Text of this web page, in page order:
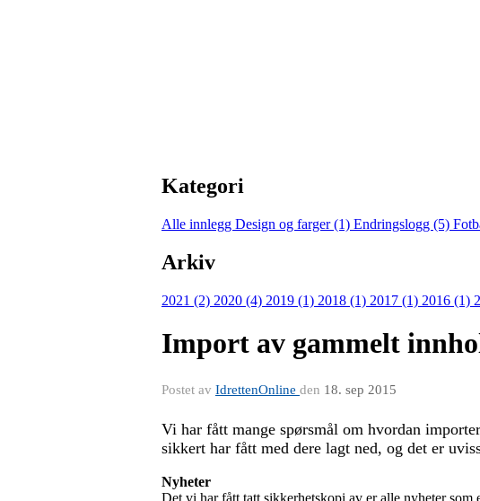
Kategori
Alle innlegg Design og farger (1) Endringslogg (5)
Arkiv
2021 (2) 2020 (4) 2019 (1) 2018 (1) 2017 (1) 2016 (1)
Import av gammelt
Postet av IdrettenOnline den 18. sep 2015
Vi har fått mange spørsmål om hvordan
sikkert har fått med dere lagt ned, og det er
Nyheter
Det vi har fått tatt sikkerhetskopi av er alle nyheter